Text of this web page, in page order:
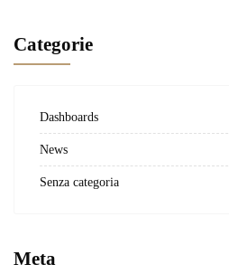
Categorie
Dashboards
News
Senza categoria
Meta